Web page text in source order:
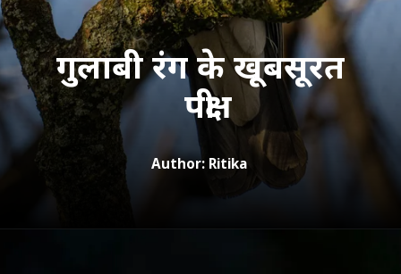
गुलाबी रंग के खूबसूरत
पक्षी
Author: Ritika